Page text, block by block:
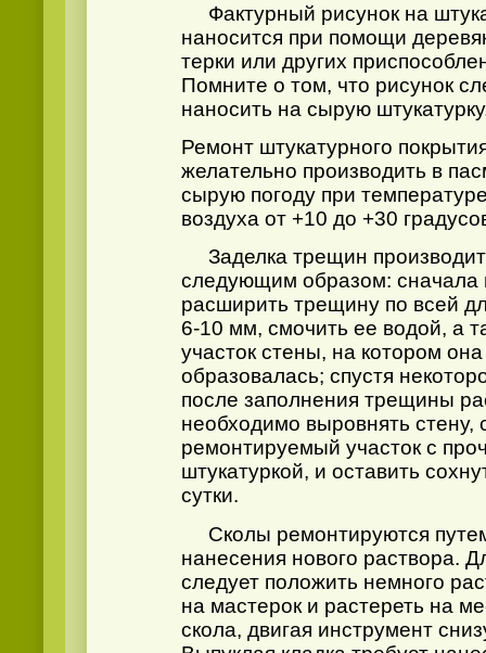
Фактурный рисунок на
наносится при помощи
терки или других
Помните о том, что рисунок
наносить на сырую
Ремонт штукатурного
желательно производить в
сырую погоду при
воздуха от +10 до +30
Заделка трещин
следующим образом: сначала
расширить трещину по всей
6-10 мм, смочить ее водой, а
участок стены, на котором она
образовалась; спустя
после заполнения трещины
необходимо выровнять стену,
ремонтируемый участок с
штукатуркой, и оставить
сутки.
Сколы ремонтируются
нанесения нового раствора.
следует положить немного
на мастерок и растереть на
скола, двигая инструмент